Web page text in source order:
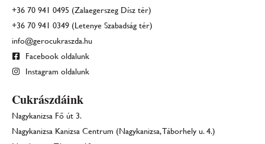
+36 70 941 0495 (Zalaegerszeg Dísz tér)
+36 70 941 0349 (Letenye Szabadság tér)
info@gerocukraszda.hu
Facebook oldalunk
Instagram oldalunk
Cukrászdáink
Nagykanizsa Fő út 3.
Nagykanizsa Kanizsa Centrum (Nagykanizsa, Táborhely u. 4.)